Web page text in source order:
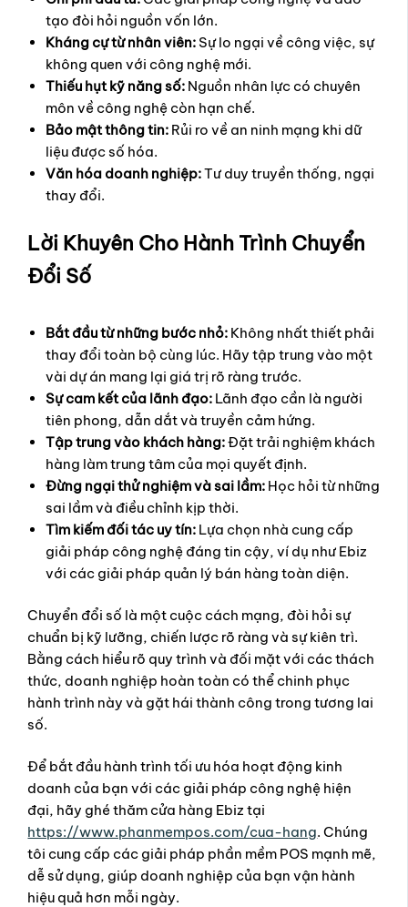
tạo đòi hỏi nguồn vốn lớn.
Kháng cự từ nhân viên: Sự lo ngại về công việc, sự
không quen với công nghệ mới.
Thiếu hụt kỹ năng số: Nguồn nhân lực có chuyên
môn về công nghệ còn hạn chế.
Bảo mật thông tin: Rủi ro về an ninh mạng khi dữ
liệu được số hóa.
Văn hóa doanh nghiệp:Tư duy truyền thống, ngại
thay đổi.
Lời Khuyên Cho Hành Trình Chuyển
Đổi Số
Bắt đầu từ những bước nhỏ: Không nhất thiết phải
thay đổi toàn bộ cùng lúc. Hãy tập trung vào một
vài dự án mang lại giá trị rõ ràng trước.
Sự cam kết của lãnh đạo: Lãnh đạo cần là người
tiên phong, dẫn dắt và truyền cảm hứng.
Tập trung vào khách hàng:Đặt trải nghiệm khách
hàng làm trung tâm của mọi quyết định.
Đừng ngại thử nghiệm và sai lầm: Học hỏi từ những
sai lầm và điều chỉnh kịp thời.
Tìm kiếm đối tác uy tín: Lựa chọn nhà cung cấp
giải pháp công nghệ đáng tin cậy, ví dụ như Ebiz
với các giải pháp quản lý bán hàng toàn diện.
Chuyển đổi số là một cuộc cách mạng, đòi hỏi sự
chuẩn bị kỹ lưỡng, chiến lược rõ ràng và sự kiên trì.
Bằng cách hiểu rõ quy trình và đối mặt với các thách
thức, doanh nghiệp hoàn toàn có thể chinh phục
hành trình này và gặt hái thành công trong tương lai
số.
Để bắt đầu hành trình tối ưu hóa hoạt động kinh
doanh của bạn với các giải pháp công nghệ hiện
đại, hãy ghé thăm cửa hàng Ebiz tại
https://www.phanmempos.com/cua-hang. Chúng
tôi cung cấp các giải pháp phần mềm POS mạnh mẽ,
dễ sử dụng, giúp doanh nghiệp của bạn vận hành
hiệu quả hơn mỗi ngày.